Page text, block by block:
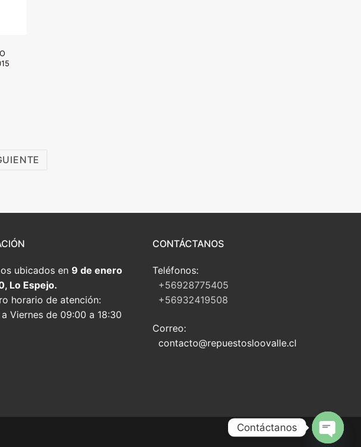
ubicados en 9 de enero
Lo Espejo.
horario de atención:
a Viernes de 09:00 a 18:30
CONTÁCTANOS
Teléfonos:
+56928775405
+56932419508
Correo:
contacto@repuestosloovalle.cl
Contáctanos